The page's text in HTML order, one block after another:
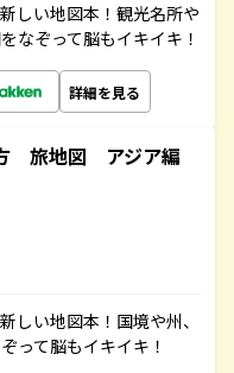
しい地図本！観光名所や
なぞって脳もイキイキ！
詳細を見る
旅地図 アジア編
しい地図本！国境や州、
って脳もイキイキ！